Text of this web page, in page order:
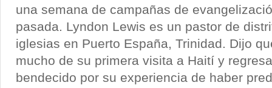
una semana de campañas de
pasada. Lyndon Lewis es un pastor de
iglesias en Puerto España, Trinidad. Dijo
mucho de su primera visita a Haití y
bendecido por su experiencia de haber